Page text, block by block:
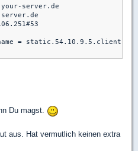
server.de
=
Du magst.
aus. Hat vermutlich keinen extra